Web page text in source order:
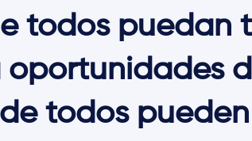
todos puedan
todos